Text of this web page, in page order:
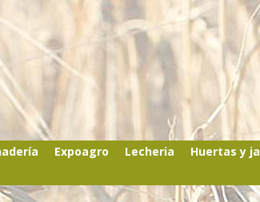
Expoagro Lecheria Huertas y